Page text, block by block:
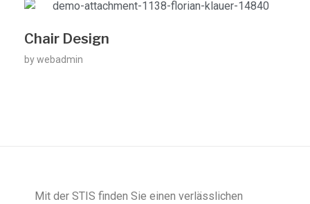
Chair Design
bywebadmin
Mit der STIS finden Sie einen verlässlichen